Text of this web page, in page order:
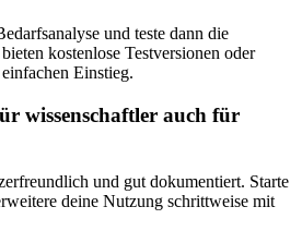
und teste dann die
kostenlose Testversionen oder
Einstieg.
wissenschaftler auch für
und gut dokumentiert. Starte
deine Nutzung schrittweise mit